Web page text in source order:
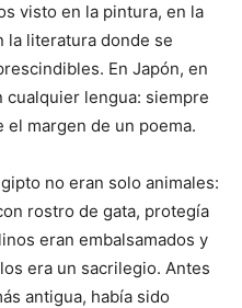
visto en la pintura, en la
la literatura donde se
En Japón, en
cualquier lengua: siempre
el margen de un poema.
no eran solo animales:
rostro de gata, protegía
eran embalsamados y
era un sacrilegio. Antes
antigua, había sido